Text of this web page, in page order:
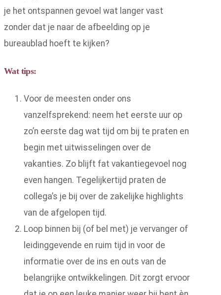
je het ontspannen gevoel wat langer vast
zonder dat je naar de afbeelding op je
bureaublad hoeft te kijken?
Wat tips:
Voor de meesten onder ons
vanzelfsprekend: neem het eerste uur op
zo’n eerste dag wat tijd om bij te praten en
begin met uitwisselingen over de
vakanties. Zo blijft fat vakantiegevoel nog
even hangen. Tegelijkertijd praten de
collega’s je bij over de zakelijke highlights
van de afgelopen tijd.
Loop binnen bij (of bel met) je vervanger of
leidinggevende en ruim tijd in voor de
informatie over de ins en outs van de
belangrijke ontwikkelingen. Dit zorgt ervoor